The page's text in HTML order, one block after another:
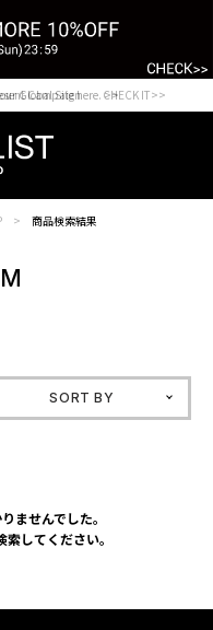
Global Site here. >>
Campaign CHECK IT>>
商品検索結果
SORT BY
ませんでした。
してください。